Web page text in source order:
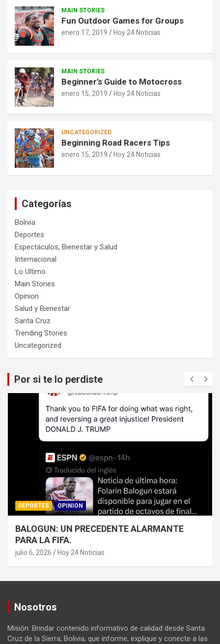
MAIN STORIES
Fun Outdoor Games for Groups
enero 17, 2019 Hoy 24 Noticias
MAIN STORIES
Beginner’s Guide to Motocross
enero 15, 2019 Hoy 24 Noticias
UNCATEGORIZED
Beginning Road Racers Tips
enero 15, 2019 Hoy 24 Noticias
Categorías
Bolivia
Deportes
Espectáculos, Bienestar y Salud
Internacional
Lo Ultimo
Main Stories
Opinion
Salud y Bienestar
Santa Cruz
Trending Stories
Uncategorized
Por si te lo perdiste
DEPORTES OPINION
BALOGUN: UN PRECEDENTE ALARMANTE
PARA LA FIFA.
julio 6, 2026 Hoy 24 Noticias
Nosotros
Misión: Brindar contenido informativo de calidad desde Santa
Cruz de la Sierra, Bolivia, que informe, explique y conecte a las